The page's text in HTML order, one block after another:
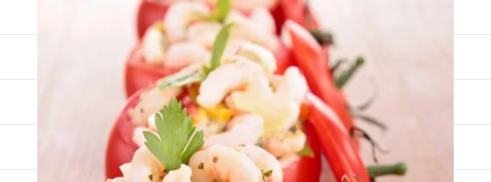
Sans sel
Sauces et accompagnements
Végétarien
Viandes